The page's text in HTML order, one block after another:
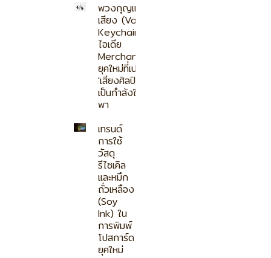
พวงกุญแจอัด
เสียง (Voice
Keychain)
ไอเดีย
Merchandise
ยุคใหม่ที่เปลี่ยน
'เสียงศิลปิน' ให้
เป็นกำลังใจพก
พา
เทรนด์
การใช้
วัสดุ
รีไซเคิล
และหมึก
ถั่วเหลือง
(Soy
Ink) ใน
การพิมพ์
โปสการ์ด
ยุคใหม่